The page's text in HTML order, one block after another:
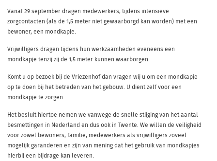
Vanaf 29 september dragen medewerkers, tijdens intensieve
zorgcontacten (als de 1,5 meter niet gewaarborgd kan worden) met een
bewoner, een mondkapje.
Vrijwilligers dragen tijdens hun werkzaamheden eveneens een
mondkapje tenzij zij de 1,5 meter kunnen waarborgen.
Komt u op bezoek bij de Vriezenhof dan vragen wij u om een mondkapje
op te doen bij het betreden van het gebouw. U dient zelf voor een
mondkapje te zorgen.
Het besluit hiertoe nemen we vanwege de snelle stijging van het aantal
besmettingen in Nederland en dus ook in Twente. We willen de veiligheid
voor zowel bewoners, familie, medewerkers als vrijwilligers zoveel
mogelijk garanderen en zijn van mening dat het gebruik van mondkapjes
hierbij een bijdrage kan leveren.